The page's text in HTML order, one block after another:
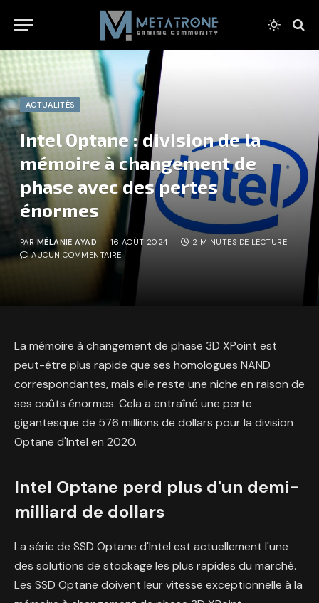
ACTUALITÉS
Intel Optane : division de la
mémoire à changement de
phase avec des pertes
énormes
PAR MÉLANIE AYAD 16 AOÛT 2024
2 MINUTES DE LECTURE
AUCUN COMMENTAIRE
La mémoire à changement de phase 3D XPoint est
peut-être plus rapide que ses homologues NAND
correspondantes, mais elle reste une niche en raison de
ses coûts énormes. Cela a entraîné une perte
gigantesque de 576 millions de dollars pour la division
Optane d'Intel en 2020.
Intel Optane perd plus d'un demi-
milliard de dollars
La série de SSD Optane d'Intel est actuellement l'une
des solutions de stockage les plus rapides du marché.
Les SSD Optane doivent leur vitesse exceptionnelle à la